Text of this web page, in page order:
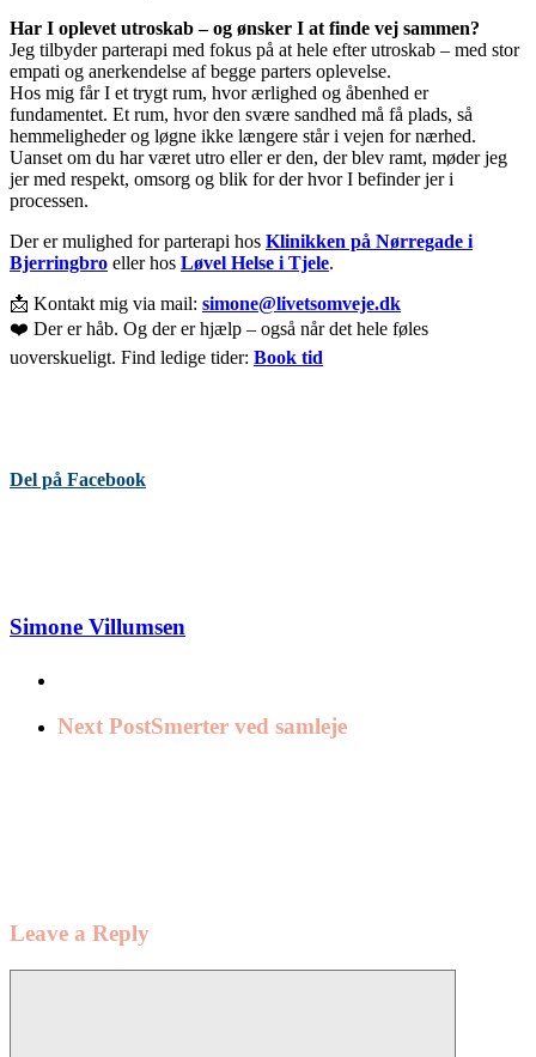
Har I oplevet utroskab – og ønsker I at finde vej sammen?
Jeg tilbyder parterapi med fokus på at hele efter utroskab – med stor
empati og anerkendelse af begge parters oplevelse.
Hos mig får I et trygt rum, hvor ærlighed og åbenhed er
fundamentet. Et rum, hvor den svære sandhed må få plads, så
hemmeligheder og løgne ikke længere står i vejen for nærhed.
Uanset om du har været utro eller er den, der blev ramt, møder jeg
jer med respekt, omsorg og blik for der hvor I befinder jer i
processen.
Der er mulighed for parterapi hos Klinikken på Nørregade i
Bjerringbro eller hos Løvel Helse i Tjele.
📩 Kontakt mig via mail: simone@livetsomveje.dk
❤️ Der er håb. Og der er hjælp – også når det hele føles
uoverskueligt. Find ledige tider: Book tid
Del på Facebook
Simone Villumsen
Next PostSmerter ved samleje
Leave a Reply